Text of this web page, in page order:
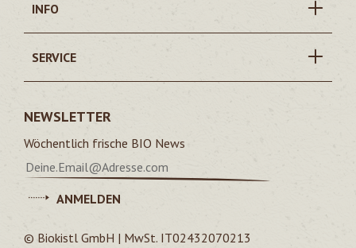
INFO
SERVICE
NEWSLETTER
Wöchentlich frische BIO News
ANMELDEN
© Biokistl GmbH | MwSt. IT02432070213